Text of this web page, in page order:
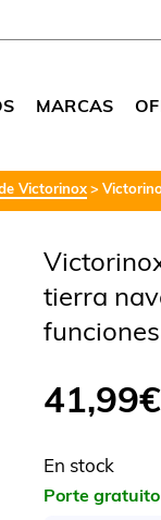
MARCAS
Victorinox
tierra
funciones
41,99€
En stock
Porte